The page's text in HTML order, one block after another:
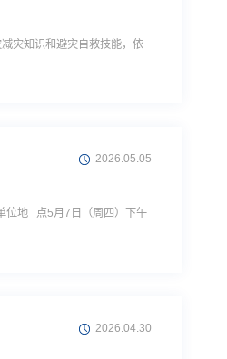
灾知识和避灾自救技能，依
2026.05.05
位地 点5月7日（周四）下午
2026.04.30